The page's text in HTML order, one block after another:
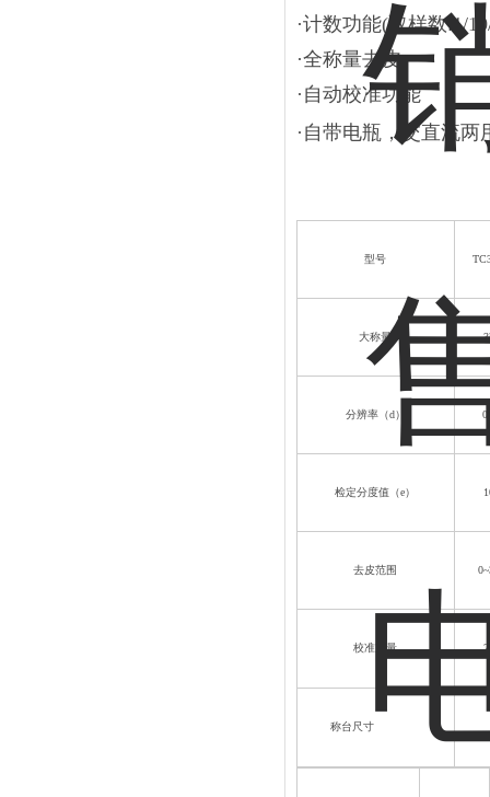
·计数功能(取样数:1/
·全称量去皮 ·
·自动校准
·自带电瓶，交直流两
型号
大称量
分辨率（d）
检定分度值（e）
去皮范围
校准重量
称台尺寸